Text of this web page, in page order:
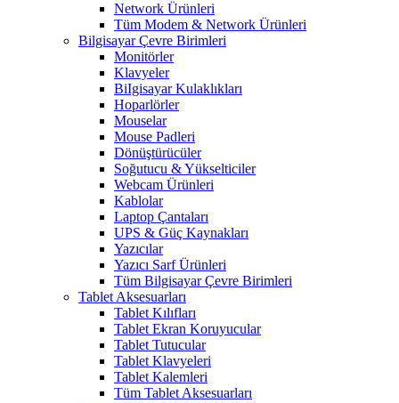
Network Ürünleri
Tüm Modem & Network Ürünleri
Bilgisayar Çevre Birimleri
Monitörler
Klavyeler
BiIgisayar Kulaklıkları
Hoparlörler
Mouselar
Mouse Padleri
Dönüştürücüler
Soğutucu & Yükselticiler
Webcam Ürünleri
Kablolar
Laptop Çantaları
UPS & Güç Kaynakları
Yazıcılar
Yazıcı Sarf Ürünleri
Tüm Bilgisayar Çevre Birimleri
Tablet Aksesuarları
Tablet Kılıfları
Tablet Ekran Koruyucular
Tablet Tutucular
Tablet Klavyeleri
Tablet Kalemleri
Tüm Tablet Aksesuarları